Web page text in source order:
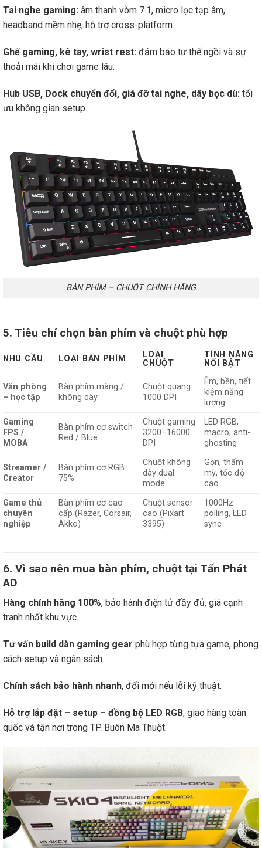
Tai nghe gaming: âm thanh vòm 7.1, micro lọc tạp âm,
headband mềm nhẹ, hỗ trợ cross-platform.
Ghế gaming, kê tay, wrist rest: đảm bảo tư thế ngồi và sự
thoải mái khi chơi game lâu.
Hub USB, Dock chuyển đổi, giá đỡ tai nghe, dây bọc dù: tối
ưu không gian setup.
BÀN PHÍM – CHUỘT CHÍNH HÃNG
5. Tiêu chí chọn bàn phím và chuột phù hợp
NHU CẦU LOẠI BÀN PHÍM
LOẠI
CHUỘT
TÍNH NĂNG
NỔI BẬT
Văn phòng
– học tập
Bàn phím màng /
không dây
Chuột quang
1000 DPI
Êm, bền, tiết
kiệm năng
lượng
Gaming
FPS /
MOBA
Bàn phím cơ switch
Red / Blue
Chuột gaming
3200–16000
DPI
LED RGB,
macro, anti-
ghosting
Streamer /
Creator
Bàn phím cơ RGB
75%
Chuột không
dây dual
mode
Gọn, thẩm
mỹ, tốc độ
cao
Game thủ
chuyên
nghiệp
Bàn phím cơ cao
cấp (Razer, Corsair,
Akko)
Chuột sensor
cao (Pixart
3395)
1000Hz
polling, LED
sync
6. Vì sao nên mua bàn phím, chuột tại Tấn Phát
AD
Hàng chính hãng 100%, bảo hành điện tử đầy đủ, giá cạnh
tranh nhất khu vực.
Tư vấn build dàn gaming gear phù hợp từng tựa game, phong
cách setup và ngân sách.
Chính sách bảo hành nhanh, đổi mới nếu lỗi kỹ thuật.
Hỗ trợ lắp đặt – setup – đồng bộ LED RGB, giao hàng toàn
quốc và tận nơi trong TP. Buôn Ma Thuột.